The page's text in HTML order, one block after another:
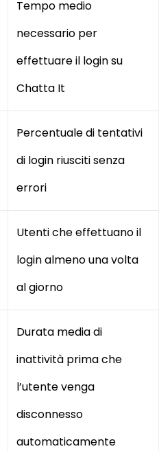
Tempo medio
necessario per
effettuare il login su
Chatta It
Percentuale di tentativi
di login riusciti senza
errori
Utenti che effettuano il
login almeno una volta
al giorno
Durata media di
inattività prima che
l’utente venga
disconnesso
automaticamente